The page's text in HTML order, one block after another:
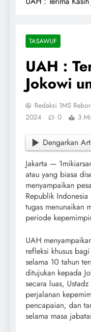
TASAWUF
UAH :
Jokowi
Redaksi 1MS
2024
0 3
Dengarkan
Jakarta —
atau yang biasa
menyampaikan
Republik
tugas menunaikan
periode
UAH
refleksi khusus
selama 10 tahun
ditujukan kepada
secara luas,
perjalanan
pencapaian, dan
selama masa